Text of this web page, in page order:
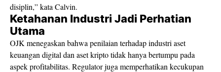
disiplin,” kata Calvin.
Ketahanan Industri Jadi Perhatian
Utama
OJK menegaskan bahwa penilaian terhadap industri aset
keuangan digital dan aset kripto tidak hanya bertumpu pada
aspek profitabilitas. Regulator juga memperhatikan kecukupan